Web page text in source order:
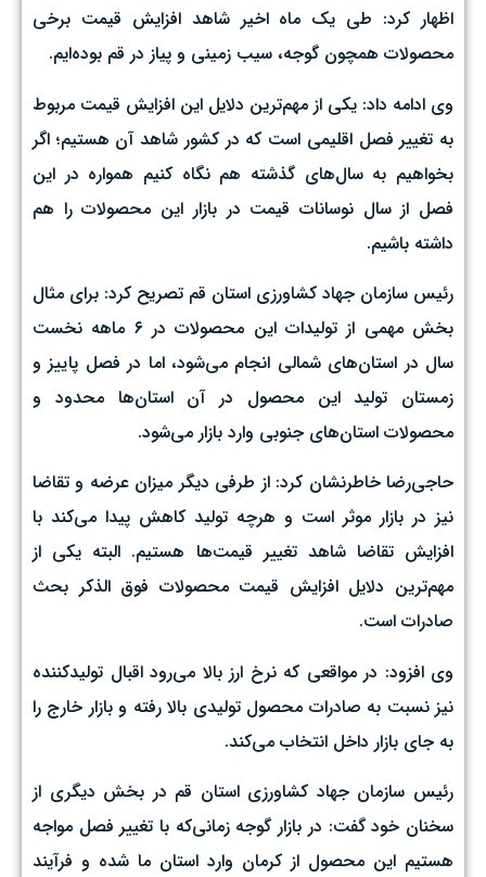
اظهار کرد: طی یک ماه اخیر شاهد افزایش قیمت برخی
محصولات همچون گوجه، سیب زمینی و پیاز در قم بوده‌ایم.
وی ادامه داد: یکی از مهم‌ترین دلایل این افزایش قیمت مربوط
به تغییر فصل اقلیمی است که در کشور شاهد آن هستیم؛ اگر
بخواهیم به سال‌های گذشته هم نگاه کنیم همواره در این
فصل از سال نوسانات قیمت در بازار این محصولات را هم
داشته باشیم.
رئیس سازمان جهاد کشاورزی استان قم تصریح کرد: برای مثال
بخش مهمی از تولیدات این محصولات در ۶ ماهه نخست
سال در استان‌های شمالی انجام می‌شود، اما در فصل پاییز و
زمستان تولید این محصول در آن استان‌ها محدود و
محصولات استان‌های جنوبی وارد بازار می‌شود.
حاجی‌رضا خاطرنشان کرد: از طرفی دیگر میزان عرضه و تقاضا
نیز در بازار موثر است و هرچه تولید کاهش پیدا می‌کند با
افزایش تقاضا شاهد تغییر قیمت‌ها هستیم. البته یکی از
مهم‌ترین دلایل افزایش قیمت محصولات فوق الذکر بحث
صادرات است.
وی افزود: در مواقعی که نرخ ارز بالا می‌رود اقبال تولیدکننده
نیز نسبت به صادرات محصول تولیدی بالا رفته و بازار خارج را
به جای بازار داخل انتخاب می‌کند.
رئیس سازمان جهاد کشاورزی استان قم در بخش دیگری از
سخنان خود گفت: در بازار گوجه زمانی‌که با تغییر فصل مواجه
هستیم این محصول از کرمان وارد استان ما شده و فرآیند